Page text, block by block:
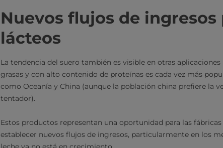
Nuevos flujos de
lácteos
La tendencia del suero también es visible en otras
grasas y con alto contenido de proteínas es cada vez más
como Oceanía y China (aunque la población china prefiere la
tentador).
Estos productos representan una oportunidad para las
establecer nuevos flujos de ingresos, particularmente en los